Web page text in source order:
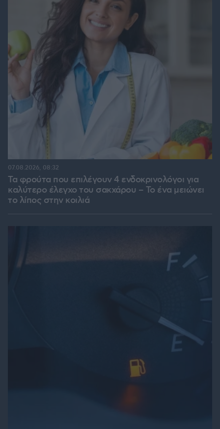
Τα φρούτα που επιλέγουν 4 ενδοκρινολόγοι για
καλύτερο έλεγχο του σακχάρου – Το ένα μειώνει
το λίπος στην κοιλιά
07.08.2026, 08:32